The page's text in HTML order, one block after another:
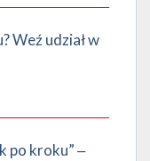
Weź udział w
po kroku” ‒